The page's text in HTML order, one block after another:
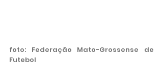
foto: Federação Mato-Grossense de
Futebol